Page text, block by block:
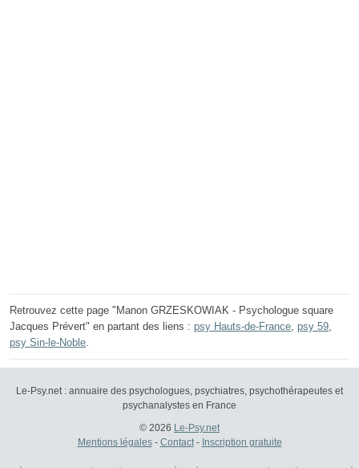
Retrouvez cette page "Manon GRZESKOWIAK - Psychologue square
Jacques Prévert" en partant des liens : psy Hauts-de-France, psy 59,
psy Sin-le-Noble.
Le-Psy.net : annuaire des psychologues, psychiatres, psychothérapeutes et
psychanalystes en France
© 2026 Le-Psy.net
Mentions légales- Contact- Inscription gratuite